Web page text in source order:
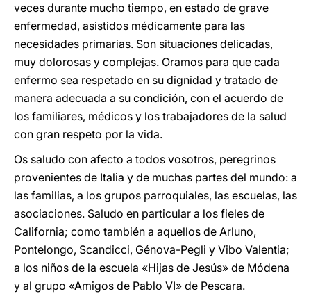
veces durante mucho tiempo, en estado de grave
enfermedad, asistidos médicamente para las
necesidades primarias. Son situaciones delicadas,
muy dolorosas y complejas. Oramos para que cada
enfermo sea respetado en su dignidad y tratado de
manera adecuada a su condición, con el acuerdo de
los familiares, médicos y los trabajadores de la salud
con gran respeto por la vida.
Os saludo con afecto a todos vosotros, peregrinos
provenientes de Italia y de muchas partes del mundo: a
las familias, a los grupos parroquiales, las escuelas, las
asociaciones. Saludo en particular a los fieles de
California; como también a aquellos de Arluno,
Pontelongo, Scandicci, Génova-Pegli y Vibo Valentia;
a los niños de la escuela «Hijas de Jesús» de Módena
y al grupo «Amigos de Pablo VI» de Pescara.